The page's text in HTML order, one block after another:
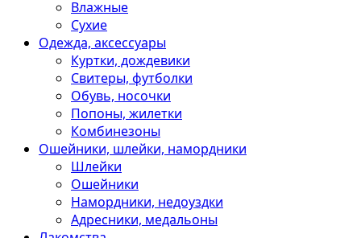
Влажные
Сухие
Одежда, аксессуары
Куртки, дождевики
Свитеры, футболки
Обувь, носочки
Попоны, жилетки
Комбинезоны
Ошейники, шлейки, намордники
Шлейки
Ошейники
Намордники, недоуздки
Адресники, медальоны